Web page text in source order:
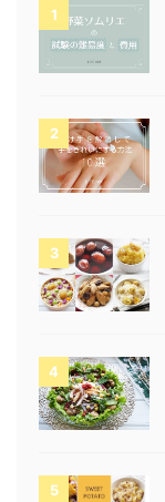
1
2
3
4
5